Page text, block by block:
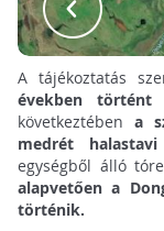
A tájékoztatás
években történt
következtében a
medrét
egységből álló
alapvetően a
történik.